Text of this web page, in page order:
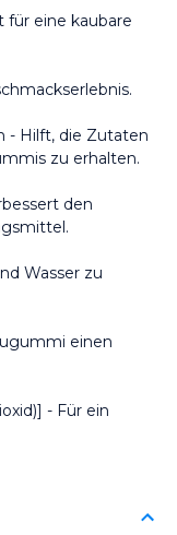
für eine kaubare
- Hilft, die Zutaten
zu erhalten.
den
Wasser zu
einen
- Für ein